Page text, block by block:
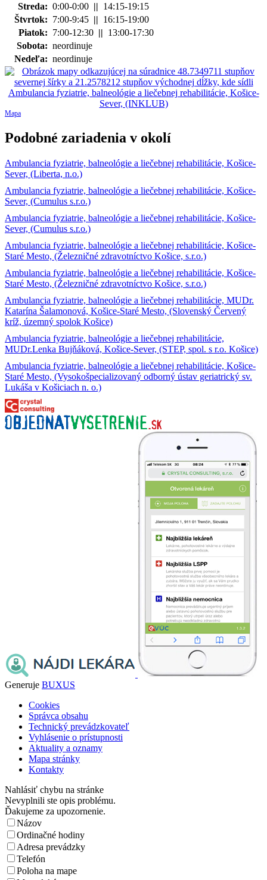
Streda: 0:00-0:00 || 14:15-19:15
Štvrtok: 7:00-9:45 || 16:15-19:00
Piatok: 7:00-12:30 || 13:00-17:30
Sobota: neordinuje
Nedeľa: neordinuje
Mapa
Podobné zariadenia v okolí
Ambulancia fyziatrie, balneológie a liečebnej rehabilitácie, Košice-
Sever, (Liberta, n.o.)
Ambulancia fyziatrie, balneológie a liečebnej rehabilitácie, Košice-
Sever, (Cumulus s.r.o.)
Ambulancia fyziatrie, balneológie a liečebnej rehabilitácie, Košice-
Sever, (Cumulus s.r.o.)
Ambulancia fyziatrie, balneológie a liečebnej rehabilitácie, Košice-
Staré Mesto, (Železničné zdravotníctvo Košice, s.r.o.)
Ambulancia fyziatrie, balneológie a liečebnej rehabilitácie, Košice-
Staré Mesto, (Železničné zdravotníctvo Košice, s.r.o.)
Ambulancia fyziatrie, balneológie a liečebnej rehabilitácie, MUDr.
Katarína Šalamonová, Košice-Staré Mesto, (Slovenský Červený
kríž, územný spolok Košice)
Ambulancia fyziatrie, balneológie a liečebnej rehabilitácie,
MUDr.Lenka Bujňáková, Košice-Sever, (STEP, spol. s r.o. Košice)
Ambulancia fyziatrie, balneológie a liečebnej rehabilitácie, Košice-
Staré Mesto, (Vysokošpecializovaný odborný ústav geriatrický sv.
Lukáša v Košiciach n. o.)
Generuje BUXUS
Cookies
Správca obsahu
Technický prevádzkovateľ
Vyhlásenie o prístupnosti
Aktuality a oznamy
Mapa stránky
Kontakty
Nahlásiť chybu na stránke
Nevyplnili ste opis problému.
Ďakujeme za upozornenie.
Názov
Ordinačné hodiny
Adresa prevádzky
Telefón
Poloha na mape